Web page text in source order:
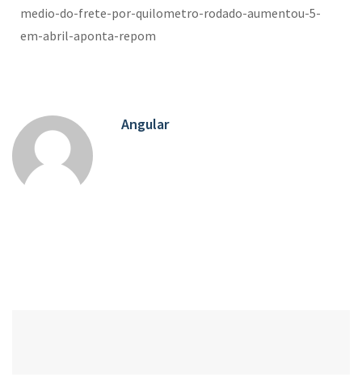
medio-do-frete-por-quilometro-rodado-aumentou-5-
em-abril-aponta-repom
Angular